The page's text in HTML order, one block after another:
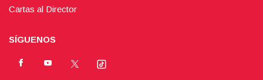
Cartas al Director
SÍGUENOS